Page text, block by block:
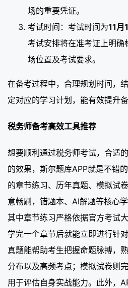
场的重要凭证。
考试时间：考试时间为11月
考试安排将在准考证上明确
场位置及考试要求。
在备考过程中，合理规划时间，
定对应的学习计划，能有效提升备
税务师备考高效工具推荐
想要顺利通过税务师考试，合适
的效果，斯尔题库APP就是不错
的章节练习、历年真题、模拟试
意畅刷，错题本、AI解题等核心
其中章节练习严格依据官方考试
学完一个章节后就能立即进行针
真题能帮助考生把握命题脉搏，
分布以及高频考点；模拟试卷则
用于评估自身实战能力。此外，